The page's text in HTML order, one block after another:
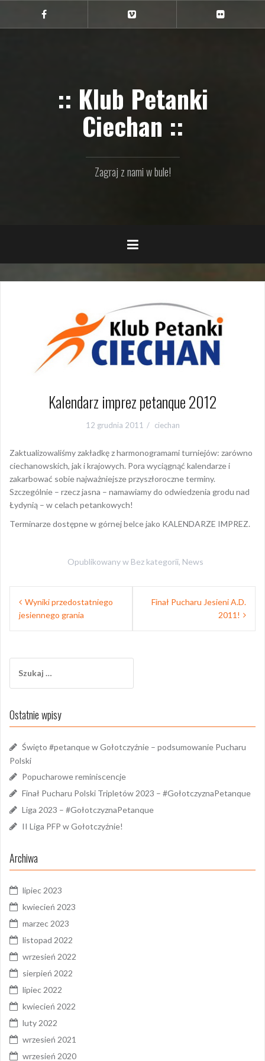
treści
Ciechan
na
na
na
:: Klub Petanki
Ciechan ::
Zagraj z nami w bule!
Kalendarz imprez petanque 2012
12 grudnia 2011 ciechan
Zaktualizowaliśmy zakładkę z harmonogramami turniejów: zarówno
ciechanowskich, jak i krajowych. Pora wyciągnąć kalendarze i
zakarbować sobie najważniejsze przyszłoroczne terminy.
Szczególnie – rzecz jasna – namawiamy do odwiedzenia grodu nad
Łydynią – w celach petankowych!
Terminarze dostępne w górnej belce jako KALENDARZE IMPREZ.
Opublikowany w Bez kategorii, News
Nawigacja
wpisu
Wyniki przedostatniego
jesiennego grania
Finał Pucharu Jesieni A.D.
2011!
Ostatnie wpisy
Święto #petanque w Gołotczyźnie – podsumowanie Pucharu
Polski
Popucharowe reminiscencje
Finał Pucharu Polski Tripletów 2023 – #GołotczyznaPetanque
Liga 2023 – #GołotczyznaPetanque
II Liga PFP w Gołotczyźnie!
Archiwa
lipiec 2023
kwiecień 2023
marzec 2023
listopad 2022
wrzesień 2022
sierpień 2022
lipiec 2022
kwiecień 2022
luty 2022
wrzesień 2021
wrzesień 2020